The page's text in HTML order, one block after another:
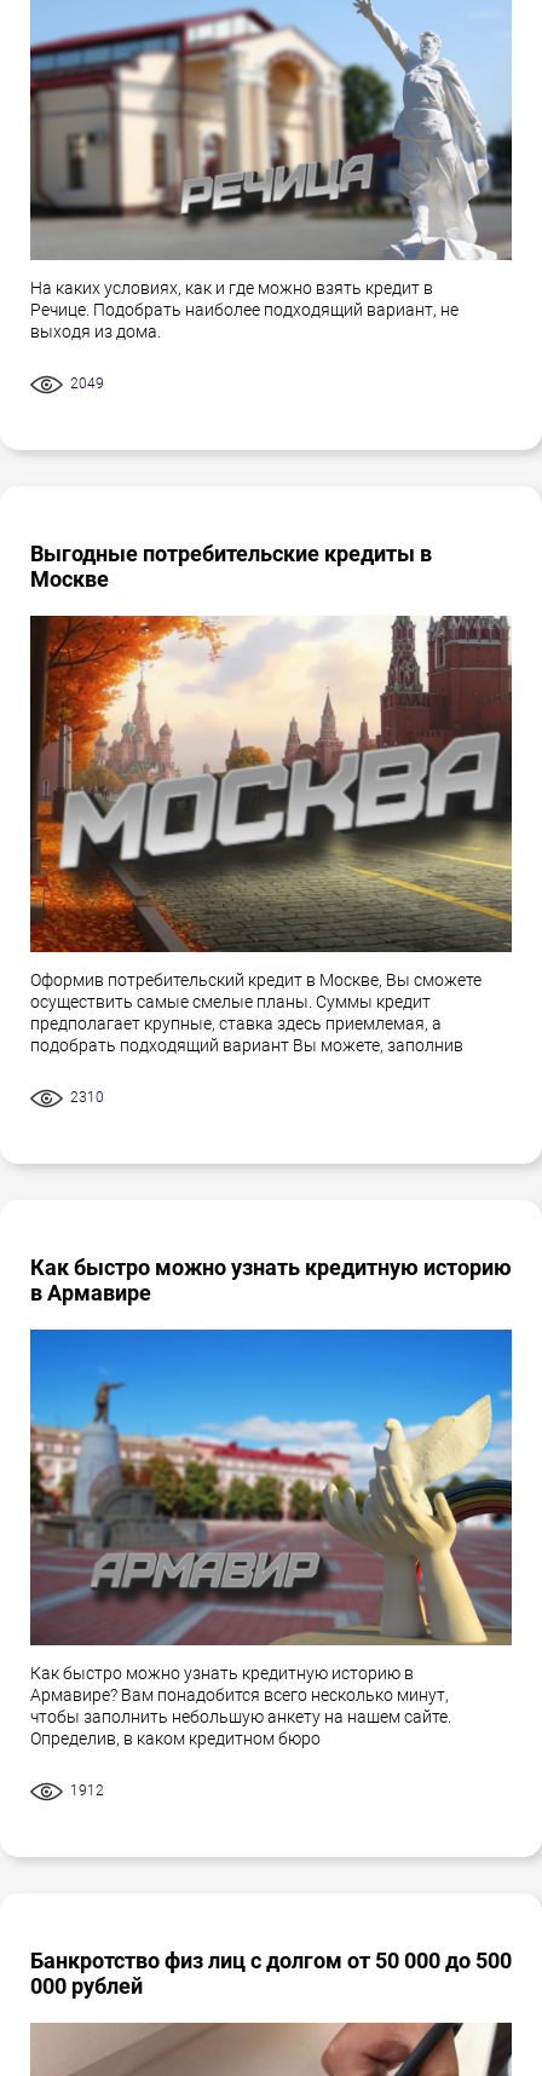
На каких условиях, как и где можно взять кредит в
Речице. Подобрать наиболее подходящий вариант, не
выходя из дома.
2049
Выгодные потребительские кредиты в
Москве
Оформив потребительский кредит в Москве, Вы сможете
осуществить самые смелые планы. Суммы кредит
предполагает крупные, ставка здесь приемлемая, а
подобрать подходящий вариант Вы можете, заполнив
2310
Как быстро можно узнать кредитную историю
в Армавире
Как быстро можно узнать кредитную историю в
Армавире? Вам понадобится всего несколько минут,
чтобы заполнить небольшую анкету на нашем сайте.
Определив, в каком кредитном бюро
1912
Банкротство физ лиц с долгом от 50 000 до 500
000 рублей